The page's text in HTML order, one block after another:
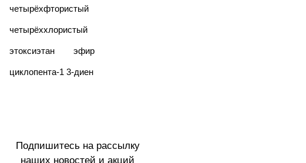
четырёхфтористый
четырёххлористый
этоксиэтан эфир
​циклопента-1 3-диен
Подпишитесь на рассылку
наших новостей и акций